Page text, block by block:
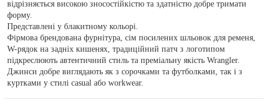
відрізняється високою зносостійкістю та здатністю добре тримати
форму.
Представлені у блакитному кольорі.
Фірмова брендована фурнітура, сім посилених шльовок для ременя,
W-рядок на задніх кишенях, традиційний патч з логотипом
підкреслюють автентичний стиль та преміальну якість Wrangler.
Джинси добре виглядають як з сорочками та футболками, так і з
куртками у стилі casual або workwear.